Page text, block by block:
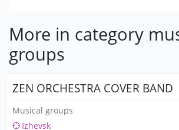
More in category
groups
ZEN ORCHESTRA COVER BAND
Musical groups
Izhevsk